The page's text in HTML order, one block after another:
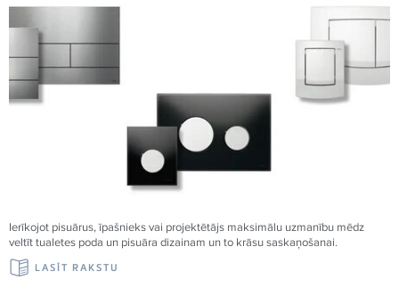
Ierīkojot pisuārus, īpašnieks vai projektētājs maksimālu uzmanību mēdz
veltīt tualetes poda un pisuāra dizainam un to krāsu saskaņošanai.
LASĪT RAKSTU